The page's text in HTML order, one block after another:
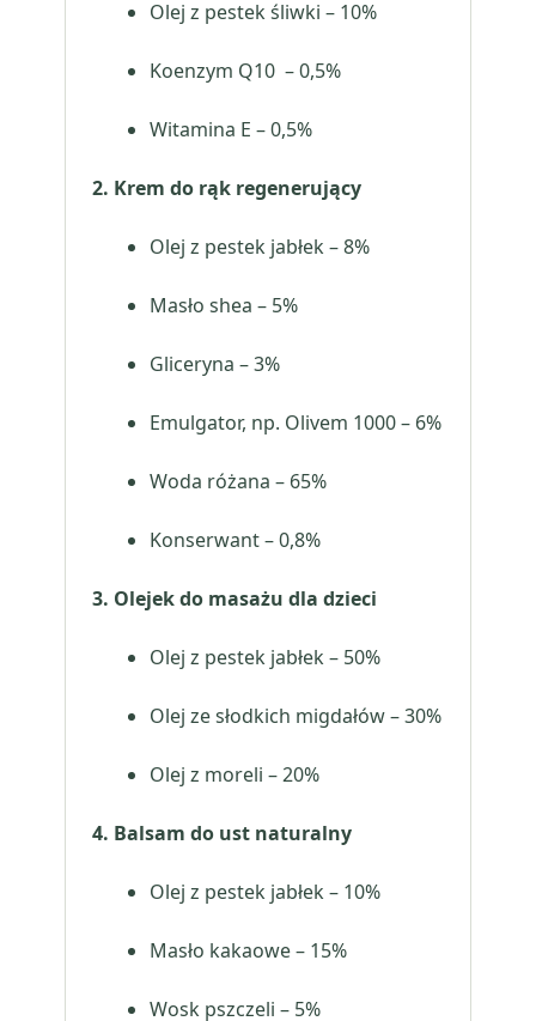
Olej z pestek śliwki – 10%
Koenzym Q10 – 0,5%
Witamina E – 0,5%
2. Krem do rąk regenerujący
Olej z pestek jabłek – 8%
Masło shea – 5%
Gliceryna – 3%
Emulgator, np. Olivem 1000 – 6%
Woda różana – 65%
Konserwant – 0,8%
3. Olejek do masażu dla dzieci
Olej z pestek jabłek – 50%
Olej ze słodkich migdałów – 30%
Olej z moreli – 20%
4. Balsam do ust naturalny
Olej z pestek jabłek – 10%
Masło kakaowe – 15%
Wosk pszczeli – 5%